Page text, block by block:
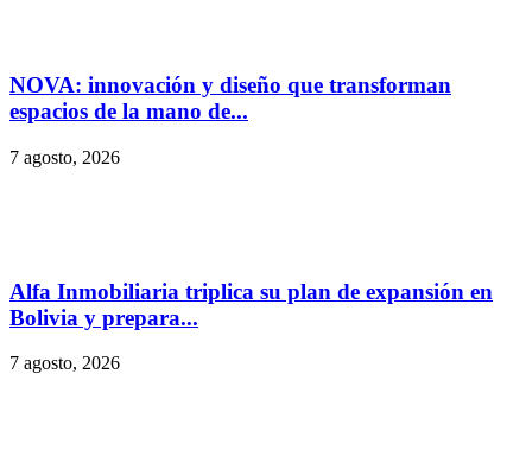
NOVA: innovación y diseño que transforman
espacios de la mano de...
7 agosto, 2026
Alfa Inmobiliaria triplica su plan de expansión en
Bolivia y prepara...
7 agosto, 2026